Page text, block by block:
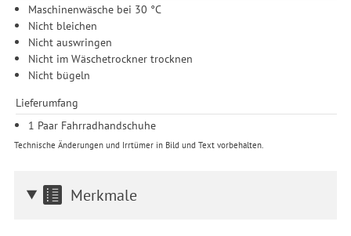
Maschinenwäsche bei 30 °C
Nicht bleichen
Nicht auswringen
Nicht im Wäschetrockner trocknen
Nicht bügeln
Lieferumfang
1 Paar Fahrradhandschuhe
Technische Änderungen und Irrtümer in Bild und Text vorbehalten.
Merkmale